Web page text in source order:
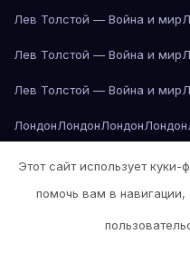
Лев Толстой — Война и мир
Лев Толстой — Война и мир
Лев Толстой — Война и мир
ЛондонЛондонЛондонЛондон
Лондон Лондон Лос-Анджелес
Лос-АнджелесЛос-
Лос-
Этот сайт использует
помочь вам в